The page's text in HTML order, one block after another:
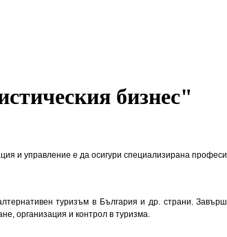
бизнес"
и управление е да осигури специализирана
туризъм в България и др. страни.
организация и контрол в туризма.